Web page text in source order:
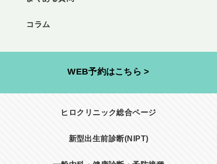
コラム
WEB予約はこちら >
ヒロクリニック総合ページ
新型出生前診断(NIPT)